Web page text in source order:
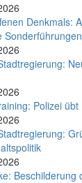
Denkmals:
Sonderführungen
Poli­zei
Beschilderung